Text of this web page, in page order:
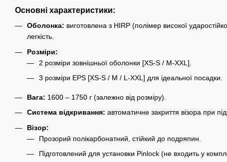
Основні характеристики:
Оболонка: виготовлена з HIRP (полімер високої
легкість.
Розміри:
2 розміри зовнішньої оболонки [XS-S / M-XXL].
3 розміри EPS [XS-S / M / L-XXL] для ідеальної посадки.
Вага: 1600 – 1750 г (залежно від розміру).
Система відкривання: автоматичне закриття візора при
Візор:
Прозорий полікарбонатний, стійкий до подряпин.
Підготовлений для установки Pinlock (не входить у